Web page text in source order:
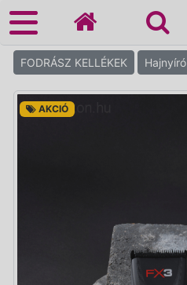
FODRÁSZ KELLÉKEK Hajnyíró
AKCIÓ